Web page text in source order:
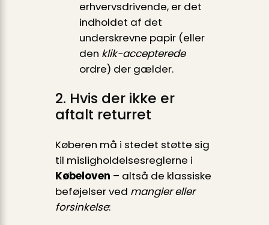
erhvervsdrivende, er det
indholdet af det
underskrevne papir (eller
den klik-accepterede
ordre) der gælder.
2. Hvis der ikke er
aftalt returret
Køberen må i stedet støtte sig
til misligholdelsesreglerne i
Købeloven – altså de klassiske
beføjelser ved mangler eller
forsinkelse: